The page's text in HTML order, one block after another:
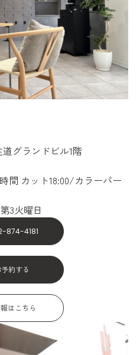
グランドビル1階
間 カット18:00/カラーパー
3火曜日
874-4181
約する
はこちら